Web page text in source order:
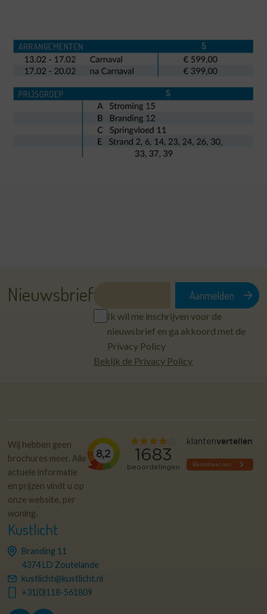
Nieuwsbrief
Ik wil me inschrijven voor de
nieuwsbrief en ga akkoord met de
Privacy Policy
Bekijk de Privacy Policy
Wij hebben geen
brochures meer. Alle
actuele informatie
en prijzen vindt u op
onze website, per
woning.
Kustlicht
Branding 11
4374 LD Zoutelande
kustlicht@kustlicht.nl
+31(0)118-561809